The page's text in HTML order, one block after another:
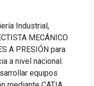
Industrial,
MECÁNICO
A PRESIÓN para
a nivel nacional.
equipos